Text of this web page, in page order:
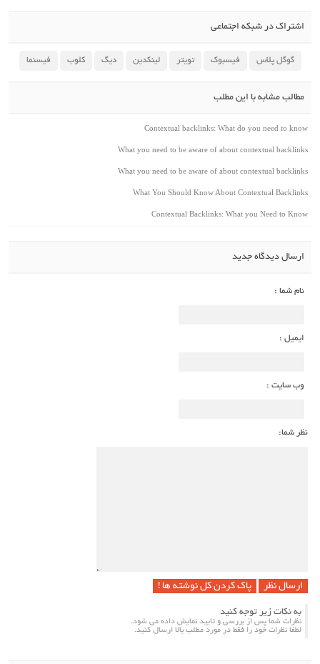
اشتراک در شبکه اجتماعی
گوگل پلاس فیسبوک تویتر لینکدین دیگ کلوب فیسنما
مطالب مشابه با این مطلب
Contextual backlinks: What do you need to know
What you need to be aware of about contextual backlinks
What you need to be aware of about contextual backlinks
What You Should Know About Contextual Backlinks
Contextual Backlinks: What you Need to Know
ارسال دیدگاه جدید
نام شما :
ایمیل :
وب سایت :
نظر شما:
پاک کردن کل نوشته ها !
به نکات زیر توجه کنید
نظرات شما پس از بررسی و تایید نمایش داده می شود.
لطفا نظرات خود را فقط در مورد مطلب بالا ارسال کنید.